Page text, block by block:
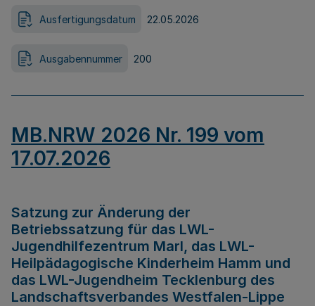
Ausfertigungsdatum 22.05.2026
Ausgabennummer 200
MB.NRW 2026 Nr. 199 vom
17.07.2026
Satzung zur Änderung der
Betriebssatzung für das LWL-
Jugendhilfezentrum Marl, das LWL-
Heilpädagogische Kinderheim Hamm und
das LWL-Jugendheim Tecklenburg des
Landschaftsverbandes Westfalen-Lippe